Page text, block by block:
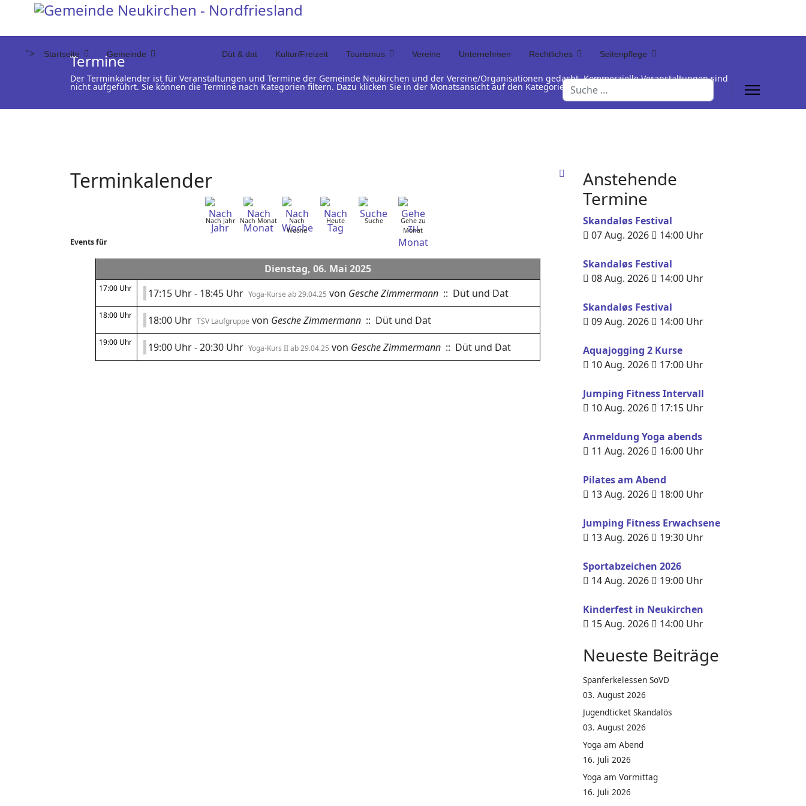
"> Startseite Gemeinde Düt & dat Kultur/Freizeit Tourismus Vereine Unternehmen Rechtliches Seitenpflege
Suchen
Termine
Der Terminkalender ist für Veranstaltungen und Termine der Gemeinde Neukirchen und der Vereine/Organisationen gedacht. Kommerzielle Veranstaltungen sind
nicht aufgeführt. Sie können die Termine nach Kategorien filtern. Dazu klicken Sie in der Monatsansicht auf den Kategorienamen unterhalb der Termintabelle
Terminkalender
Nach Jahr Nach Monat
Nach
Woche
Heute Suche
Gehe zu
Monat
Events für
Dienstag, 06. Mai 2025
17:00 Uhr 17:15 Uhr - 18:45 Uhr Yoga-Kurse ab 29.04.25 von Gesche Zimmermann:: Düt und Dat
18:00 Uhr 18:00 Uhr TSV Laufgruppe von Gesche Zimmermann:: Düt und Dat
19:00 Uhr 19:00 Uhr - 20:30 Uhr Yoga-Kurs II ab 29.04.25 von Gesche Zimmermann:: Düt und Dat
Anstehende
Termine
Skandaløs Festival
07 Aug. 2026
14:00 Uhr
Skandaløs Festival
08 Aug. 2026
14:00 Uhr
Skandaløs Festival
09 Aug. 2026
14:00 Uhr
Aquajogging 2 Kurse
10 Aug. 2026
17:00 Uhr
Jumping Fitness Intervall
10 Aug. 2026
17:15 Uhr
Anmeldung Yoga abends
11 Aug. 2026
16:00 Uhr
Pilates am Abend
13 Aug. 2026
18:00 Uhr
Jumping Fitness Erwachsene
13 Aug. 2026
19:30 Uhr
Sportabzeichen 2026
14 Aug. 2026
19:00 Uhr
Kinderfest in Neukirchen
15 Aug. 2026
14:00 Uhr
Neueste Beiträge
Spanferkelessen SoVD
03. August 2026
Jugendticket Skandalös
03. August 2026
Yoga am Abend
16. Juli 2026
Yoga am Vormittag
16. Juli 2026